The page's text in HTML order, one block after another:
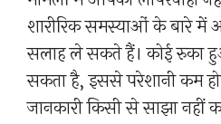
शारीरिक समस्याओं के बारे
सलाह ले सकते हैं। कोई रुका
सकता है, इससे परेशानी कम
जानकारी किसी से साझा नहीं